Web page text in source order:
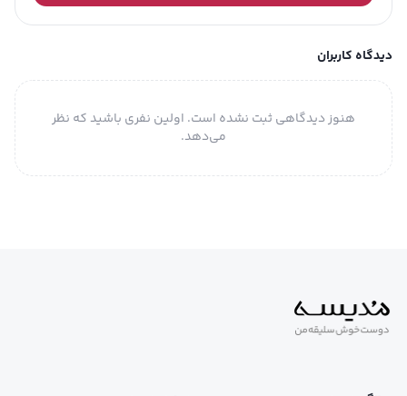
دیدگاه کاربران
هنوز دیدگاهی ثبت نشده است. اولین نفری باشید که نظر
می‌دهد.